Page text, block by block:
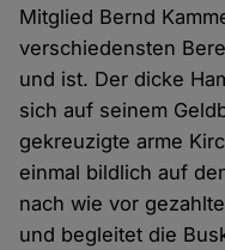
Mitglied Bernd
verschiedensten
und ist. Der dicke
sich auf seinem
gekreuzigte arme
einmal bildlich auf
nach wie vor
und begleitet die